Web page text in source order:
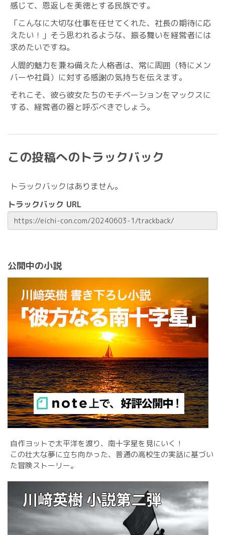
感じて、恩返しを美徳とする民族です。
「こんなに大切な仕事を任せてくれた、社長の期待に応
えたい！」そう思われるような、振る舞いを経営者には
求めたいですね。
人間的魅力を兼ね備えた人格者は、常に周囲（特にメン
バーや社員）に対する感謝の気持ちを伝えます。
それこそ、彼ら彼女たちのモチベーションをマックスに
する、経営者の器と呼ぶべきでしょう。
この投稿へのトラックバック
トラックバックはありません。
トラックバック URL
公開中の小説
自作ヨットで太平洋を渡り、南十字星を見にいく！
この壮大な夢に立ち向かった、普通の高校生の実話に基づい
た冒険ストーリー。